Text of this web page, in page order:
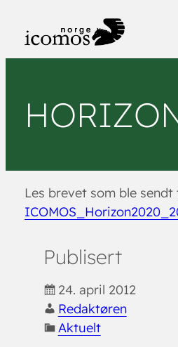
Les brevet som ble
Publisert
24. april 2012
Redaktøren
Aktuelt